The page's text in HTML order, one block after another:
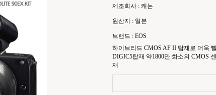
제조회사 : 캐논
원산지 : 일본
브랜드 : EOS
하이브리드 CMOS AF II 탑재로 더욱
DIGIC5탑재 약1800만 화소의 CMOS
재